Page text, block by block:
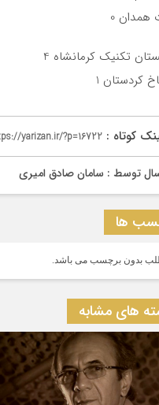
همدان 0
تکنیک کرمانشاه 4
کردستان 1
کوتاه : yarizan.ir/?p=16722
توسط : سامان صادق امیری
ها
بدون برچسب می باشد.
های مشابه